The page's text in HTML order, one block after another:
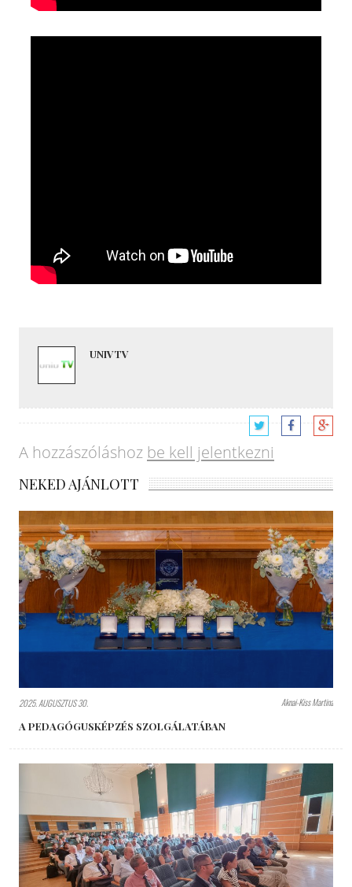
UNIVTV
A hozzászóláshoz be kell jelentkezni
NEKED AJÁNLOTT
2025. AUGUSZTUS 30. Aknai-Kiss Martina
A PEDAGÓGUSKÉPZÉS SZOLGÁLATÁBAN